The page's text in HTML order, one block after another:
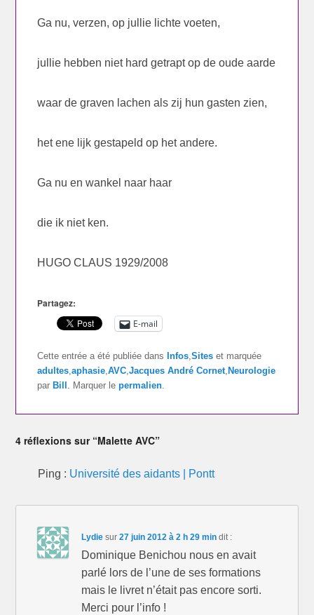
Ga nu, verzen, op jullie lichte voeten,
jullie hebben niet hard getrapt op de oude aarde
waar de graven lachen als zij hun gasten zien,
het ene lijk gestapeld op het andere.
Ga nu en wankel naar haar
die ik niet ken.
HUGO CLAUS 1929/2008
Partagez:
E-mail
Cette entrée a été publiée dans Infos,Sites et marquée
adultes,aphasie,AVC,Jacques André Cornet, Neurologie
par Bill . Marquer lepermalien.
4 réflexions sur “Malette AVC”
Ping : Université des aidants | Pontt
Lydie sur27 juin 2012 à 2 h 29 min dit :
Dominique Benichou nous en avait
parlé lors de l’une de ses formations
mais le livret n’était pas encore sorti.
Merci pour l’info !